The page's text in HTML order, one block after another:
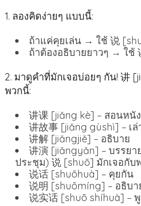
1. ลองคิดง่ายๆ แบบนี้:
ถ้าแค่คุยเล่น → ใช้ 说
ถ้าต้องอธิบายยาวๆ → ใช้
2. มาดูคำที่มักเจอบ่อยๆ กัน! 讲
พวกนี้:
讲课 [jiǎng kè] – สอนหนั
讲故事 [jiǎng gùshì] – เ
讲解 [jiǎngjiě] – อธิบาย
讲演 [jiǎngyǎn] – บรรย
ประชุม) 说 [shuō] มักเจอกับ
说话 [shuōhuà] – คุยกัน
说明 [shuōmíng] – อธิบ
说实话 [shuō shíhuà] –